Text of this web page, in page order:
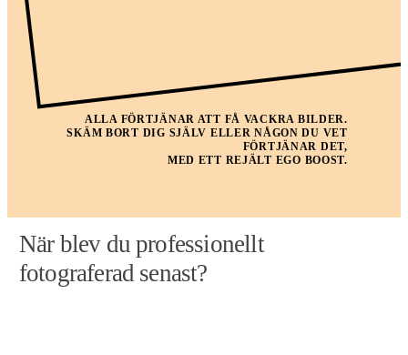
ALLA FÖRTJÄNAR ATT FÅ VACKRA BILDER.
SKÄM BORT DIG SJÄLV ELLER NÅGON DU VET
FÖRTJÄNAR DET,
MED ETT REJÄLT EGO BOOST.
När blev du professionellt
fotograferad senast?